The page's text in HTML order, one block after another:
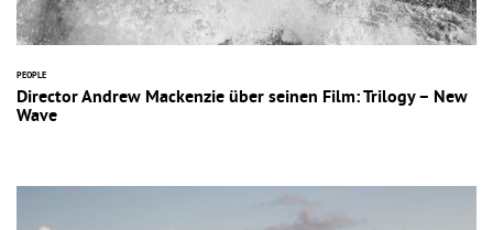
PEOPLE
Director Andrew Mackenzie über seinen Film: Trilogy – New
Wave